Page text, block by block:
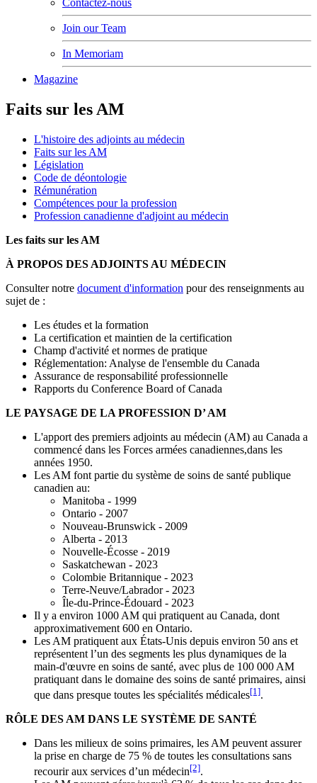
Contactez-nous
Join our Team
In Memoriam
Magazine
Faits sur les AM
L'histoire des adjoints au médecin
Faits sur les AM
Législation
Code de déontologie
Rémunération
Compétences pour la profession
Profession canadienne d'adjoint au médecin
Les faits sur les AM
À PROPOS DES ADJOINTS AU MÉDECIN
Consulter notre document d'information pour des renseignments au
sujet de :
Les études et la formation
La certification et maintien de la certification
Champ d'activité et normes de pratique
Réglementation: Analyse de l'ensemble du Canada
Assurance de responsabilité professionnelle
Rapports du Conference Board of Canada
LE PAYSAGE DE LA PROFESSION D’ AM
L'apport des premiers adjoints au médecin (AM) au Canada a
commencé dans les Forces armées canadiennes,dans les
années 1950.
Les AM font partie du système de soins de santé publique
canadien au:
Manitoba - 1999
Ontario - 2007
Nouveau-Brunswick - 2009
Alberta - 2013
Nouvelle-Écosse - 2019
Saskatchewan - 2023
Colombie Britannique - 2023
Terre-Neuve/Labrador - 2023
Île-du-Prince-Édouard - 2023
Il y a environ 1000 AM qui pratiquent au Canada, dont
approximativement 600 en Ontario.
Les AM pratiquent aux États-Unis depuis environ 50 ans et
représentent l’un des segments les plus dynamiques de la
main-d'œuvre en soins de santé, avec plus de 100 000 AM
pratiquant dans le domaine des soins de santé primaires, ainsi
que dans presque toutes les spécialités médicales[1].
RÔLE DES AM DANS LE SYSTÈME DE SANTÉ
Dans les milieux de soins primaires, les AM peuvent assurer
la prise en charge de 75 % de toutes les consultations sans
recourir aux services d’un médecin[2].